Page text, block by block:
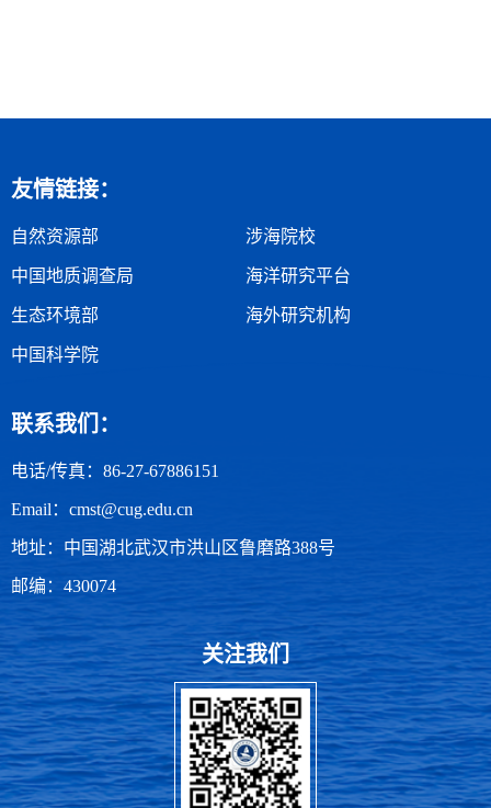
友情链接：
自然资源部 涉海院校
中国地质调查局 海洋研究平台
生态环境部 海外研究机构
中国科学院
联系我们：
电话/传真：86-27-67886151
Email：cmst@cug.edu.cn
地址：中国湖北武汉市洪山区鲁磨路388号
邮编：430074
关注我们